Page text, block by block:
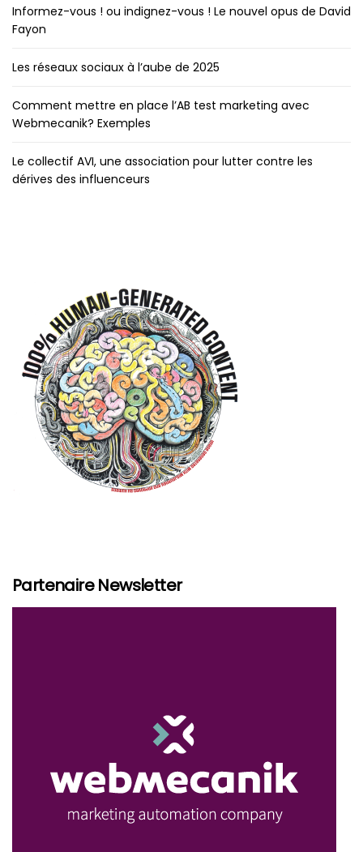
Informez-vous ! ou indignez-vous ! Le nouvel opus de David
Fayon
Les réseaux sociaux à l’aube de 2025
Comment mettre en place l’AB test marketing avec
Webmecanik? Exemples
Le collectif AVI, une association pour lutter contre les
dérives des influenceurs
Partenaire Newsletter